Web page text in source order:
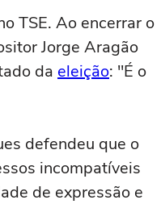
TSE. Ao encerrar o
Jorge Aragão
da eleição: "É o
defendeu que o
incompatíveis
de expressão e